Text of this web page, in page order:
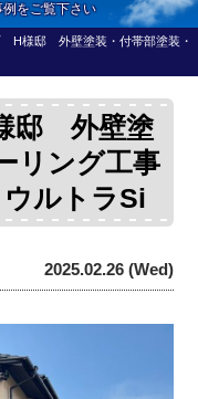
をご覧下さい
様邸 外壁塗装・付帯部塗装・
邸 外壁塗
リング工事
ウルトラSi
2025.02.26 (Wed)